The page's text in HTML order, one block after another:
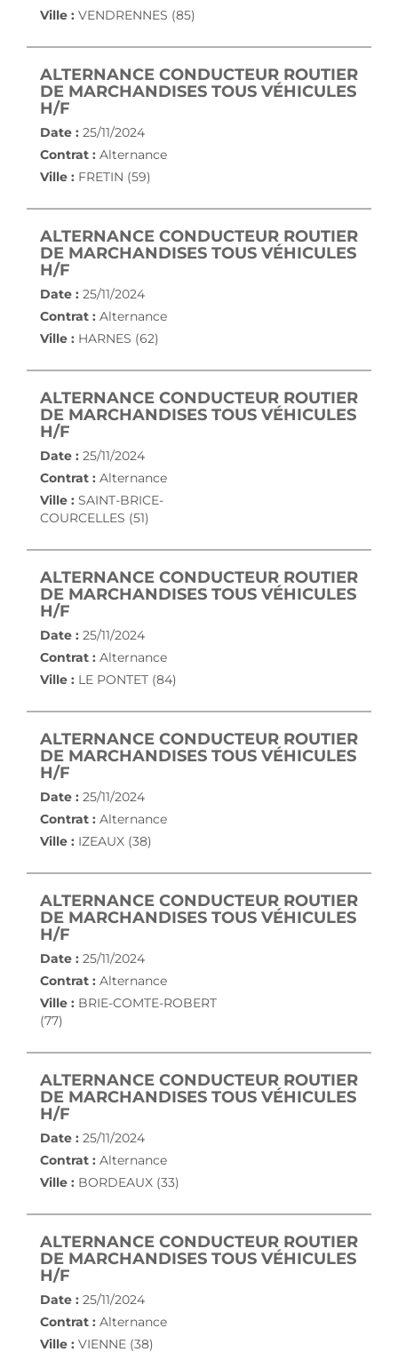
Ville : VENDRENNES (85)
ALTERNANCE CONDUCTEUR ROUTIER
DE MARCHANDISES TOUS VÉHICULES
H/F
Date : 25/11/2024
Contrat : Alternance
Ville : FRETIN (59)
ALTERNANCE CONDUCTEUR ROUTIER
DE MARCHANDISES TOUS VÉHICULES
H/F
Date : 25/11/2024
Contrat : Alternance
Ville : HARNES (62)
ALTERNANCE CONDUCTEUR ROUTIER
DE MARCHANDISES TOUS VÉHICULES
H/F
Date : 25/11/2024
Contrat : Alternance
Ville : SAINT-BRICE-
COURCELLES (51)
ALTERNANCE CONDUCTEUR ROUTIER
DE MARCHANDISES TOUS VÉHICULES
H/F
Date : 25/11/2024
Contrat : Alternance
Ville : LE PONTET (84)
ALTERNANCE CONDUCTEUR ROUTIER
DE MARCHANDISES TOUS VÉHICULES
H/F
Date : 25/11/2024
Contrat : Alternance
Ville : IZEAUX (38)
ALTERNANCE CONDUCTEUR ROUTIER
DE MARCHANDISES TOUS VÉHICULES
H/F
Date : 25/11/2024
Contrat : Alternance
Ville : BRIE-COMTE-ROBERT
(77)
ALTERNANCE CONDUCTEUR ROUTIER
DE MARCHANDISES TOUS VÉHICULES
H/F
Date : 25/11/2024
Contrat : Alternance
Ville : BORDEAUX (33)
ALTERNANCE CONDUCTEUR ROUTIER
DE MARCHANDISES TOUS VÉHICULES
H/F
Date : 25/11/2024
Contrat : Alternance
Ville : VIENNE (38)